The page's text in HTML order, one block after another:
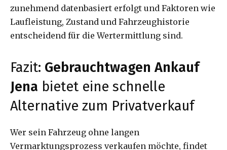
zunehmend datenbasiert erfolgt und Faktoren wie
Laufleistung, Zustand und Fahrzeughistorie
entscheidend für die Wertermittlung sind.
Fazit: Gebrauchtwagen Ankauf
Jena bietet eine schnelle
Alternative zum Privatverkauf
Wer sein Fahrzeug ohne langen
Vermarktungsprozess verkaufen möchte, findet